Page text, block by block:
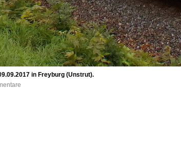
in Freyburg (Unstrut).